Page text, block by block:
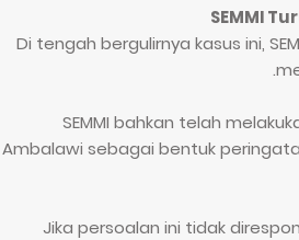
SEMMI
Di tengah bergulirnya kasus ini,
SEMMI bahkan telah
Ambalawi sebagai bentuk
“Jika persoalan ini tidak